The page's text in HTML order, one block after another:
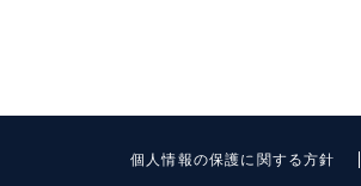
個人情報の保護に関する方針